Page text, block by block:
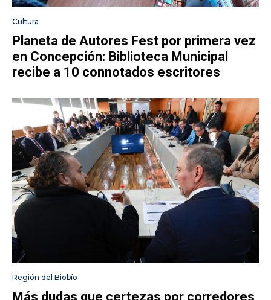
Cultura
Planeta de Autores Fest por primera vez
en Concepción: Biblioteca Municipal
recibe a 10 connotados escritores
Región del Biobío
Más dudas que certezas por corredores